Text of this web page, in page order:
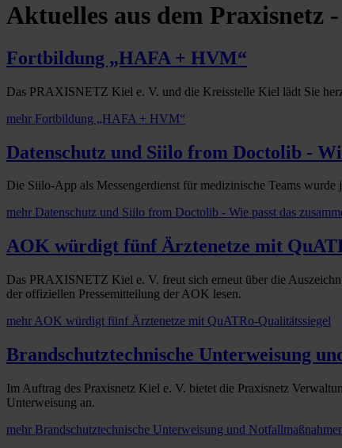
Aktuelles aus dem Praxisnetz
Fortbildung „HAFA + HVM“
Das PRAXISNETZ Kiel e. V. und die Kreisstelle Kiel lädt Sie
mehr Fortbildung „HAFA + HVM“
Datenschutz und Siilo from Doctolib -
Die Siilo-App als Messengerdienst für medizinische Teams
mehr Datenschutz und Siilo from Doctolib - Wie passt das
AOK würdigt fünf Ärztenetze mit
Das PRAXISNETZ Kiel e. V. freut sich erneut über die
der offiziellen Pressemitteilung der AOK lesen.
mehr AOK würdigt fünf Ärztenetze mit QuATRo-Qualitätssiegel
Brandschutztechnische Unterweisung
Im Auftrag des Praxisnetz Kiel e. V. bietet die Praxisnetz
Unterweisung an.
mehr Brandschutztechnische Unterweisung und